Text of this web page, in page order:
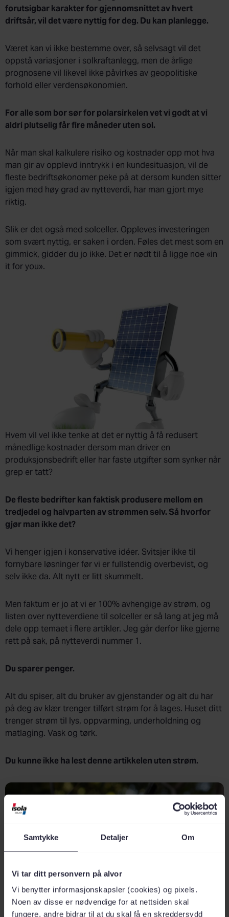
Samtykke Detaljer Om
Vi tar ditt personvern på alvor
Vi benytter informasjonskapsler (cookies) og pixels.
Noen av disse er nødvendige for at nettsiden skal
fungere, andre bidrar til at du skal få en skreddersydd
forutsigbar karakter for gjennomsnittet av hvert
driftsår, vil det være nyttig for deg. Du kan planlegge.
Været kan vi ikke bestemme over, så selvsagt vil det
oppstå variasjoner i solkraftanlegg, men de årlige
prognosene vil likevel ikke påvirkes av geopolitiske
forhold eller verdensøkonomien.
For alle som bor sør for polarsirkelen vet vi godt at vi
aldri plutselig får fire måneder uten sol.
Når man skal kalkulere risiko og kostnader opp mot hva
man gir av opplevd inntrykk i en kundesituasjon, vil de
fleste bedriftsøkonomer peke på at dersom kunden sitter
igjen med høy grad av nytteverdi, har man gjort mye
riktig.
Slik er det også med solceller. Oppleves investeringen
som svært nyttig, er saken i orden. Føles det mest som en
gimmick, gidder du jo ikke. Det er nødt til å ligge noe «in
it for you».
Hvem vil vel ikke tenke at det er nyttig å få redusert
månedlige kostnader dersom man driver en
produksjonsbedrift eller har faste utgifter som synker når
grep er tatt?
De fleste bedrifter kan faktisk produsere mellom en
tredjedel og halvparten av strømmen selv. Så hvorfor
gjør man ikke det?
Vi henger igjen i konservative idéer. Svitsjer ikke til
fornybare løsninger før vi er fullstendig overbevist, og
selv ikke da. Alt nytt er litt skummelt.
Men faktum er jo at vi er 100% avhengige av strøm, og
listen over nytteverdiene til solceller er så lang at jeg må
dele opp temaet i flere artikler. Jeg går derfor like gjerne
rett på sak, på nytteverdi nummer 1.
Du sparer penger.
Alt du spiser, alt du bruker av gjenstander og alt du har
på deg av klær trenger tilført strøm for å lages. Huset ditt
trenger strøm til lys, oppvarming, underholdning og
matlaging. Vask og tørk.
Du kunne ikke ha lest denne artikkelen uten strøm.